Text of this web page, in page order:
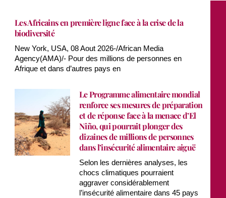
Les Africains en première ligne face à la crise de la
biodiversité
New York, USA, 08 Aout 2026-/African Media
Agency(AMA)/- Pour des millions de personnes en
Afrique et dans d’autres pays en
Le Programme alimentaire mondial
renforce ses mesures de préparation
et de réponse face à la menace d’El
Niño, qui pourrait plonger des
dizaines de millions de personnes
dans l’insécurité alimentaire aiguë
Selon les dernières analyses, les
chocs climatiques pourraient
aggraver considérablement
l’insécurité alimentaire dans 45 pays